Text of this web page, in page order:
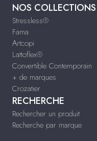
NOS COLLECTIONS
Stressless®
Fama
Artcopi
Lattoflex®
Convertible Contemporain
+ de marques
Crozatier
RECHERCHE
Rechercher un produit
Recherche par marque